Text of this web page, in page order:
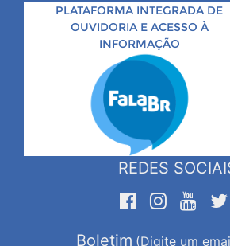
PLATAFORMA INTEGRADA DE
OUVIDORIA E ACESSO À
INFORMAÇÃO
REDES
Boletim (Digite um